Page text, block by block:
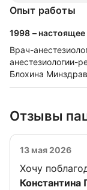
Опыт работы
1998 –
Врач-
анестезиологии-
Блохина
Отзывы
13 мая 2026
Хочу
Константина